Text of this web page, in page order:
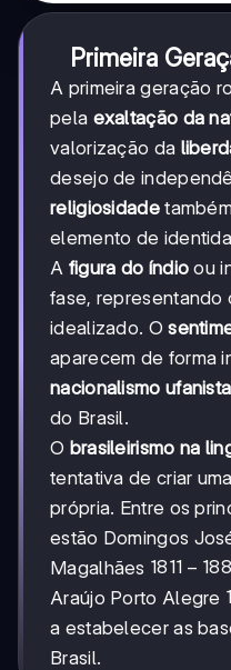
Primeira
A primeira geração
pela exaltação da
valorização da
desejo de
religiosidade
elemento de
A figura do índio ou
fase, representando
idealizado. O
aparecem de forma
nacionalismo ufanista
do Brasil.
O brasileirismo na
tentativa de criar
própria. Entre os
estão Domingos
Magalhães 1811-
1882
1811 −
Araújo Porto Alegre
a estabelecer as
Brasil.